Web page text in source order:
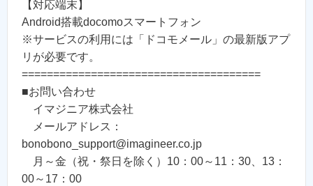
【対応端末】
Android搭載docomoスマートフォン
※サービスの利用には「ドコモメール」の最新版アプ
リが必要です。
======================================
■お問い合わせ
イマジニア株式会社
メールアドレス：
bonobono_support@imagineer.co.jp
月～金（祝・祭日を除く）10：00～11：30、13：
00～17：00